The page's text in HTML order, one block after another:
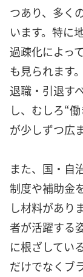
つあり、多く
います。特に
過疎化によっ
も見られます
退職・引退す
し、むしろ“
が少しずつ広
また、国・自
制度や補助金
し材料があり
者が活躍する
に根ざしてい
だけでなくブ